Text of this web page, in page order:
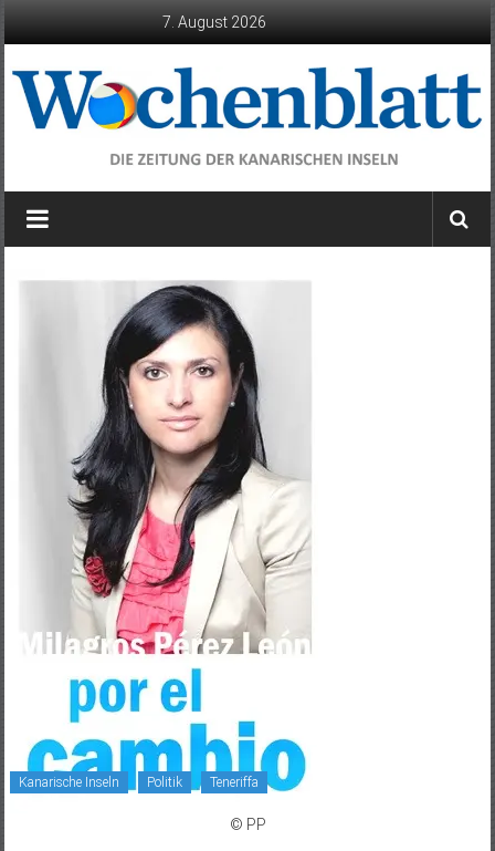
7. August 2026
Wochenblatt
die
der
Kanarische Inseln Politik Teneriffa
© PP